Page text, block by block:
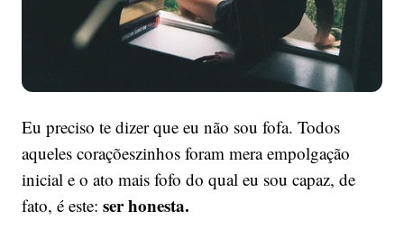
Eu preciso te dizer que eu não sou fofa. Todos
aqueles coraçõeszinhos foram mera empolgação
inicial e o ato mais fofo do qual eu sou capaz, de
fato, é este: ser honesta.